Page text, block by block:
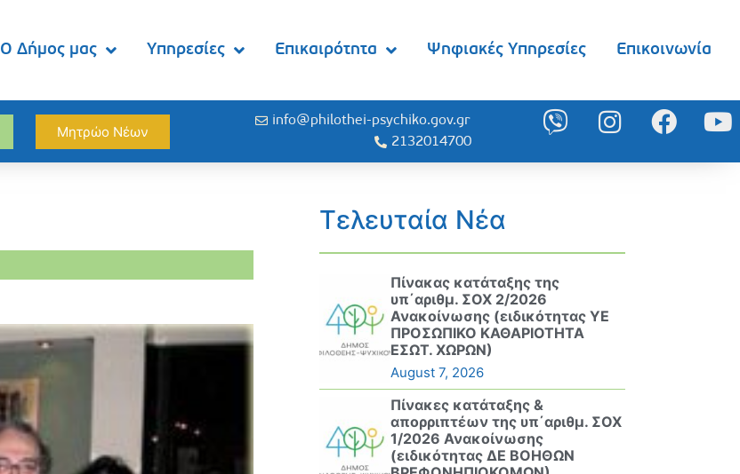
Ο Δήμος μας Υπηρεσίες Επικαιρότητα Ψηφιακές Υπηρεσίες Επικοινωνία
Μητρώο Νέων
info@philothei-psychiko.gov.gr
2132014700
Τελευταία Νέα
Πίνακας κατάταξης της
υπ΄αριθμ. ΣΟΧ 2/2026
Ανακοίνωσης (ειδικότητας ΥΕ
ΠΡΟΣΩΠΙΚΟ ΚΑΘΑΡΙΟΤΗΤΑ
ΕΣΩΤ. ΧΩΡΩΝ)
August 7, 2026
Πίνακες κατάταξης &
απορριπτέων της υπ΄αριθμ. ΣΟΧ
1/2026 Ανακοίνωσης
(ειδικότητας ΔΕ ΒΟΗΘΩΝ